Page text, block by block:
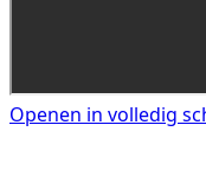
Openen in volledig